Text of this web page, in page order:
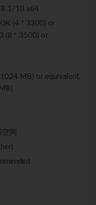
10 x64
(4 * 3300) or
(8 * 3500) or
MB) or equivalent,
间